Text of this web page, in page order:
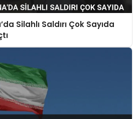
Silahlı Saldırı Çok Sayıda